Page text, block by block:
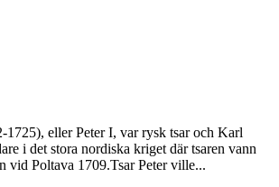
1725), eller Peter I, var rysk tsar och Karl
i det stora nordiska kriget där tsaren vann
vid Poltava 1709.Tsar Peter ville...